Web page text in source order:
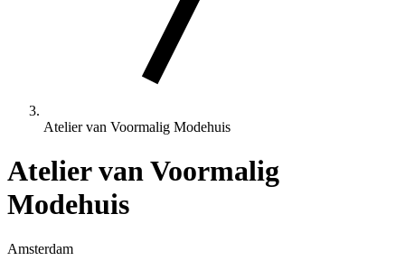
Atelier van Voormalig Modehuis
Atelier van Voormalig
Modehuis
Amsterdam